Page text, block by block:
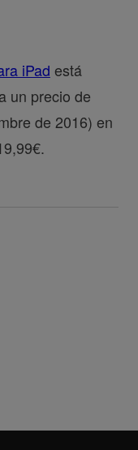
iPad está
a un precio de
de 2016) en